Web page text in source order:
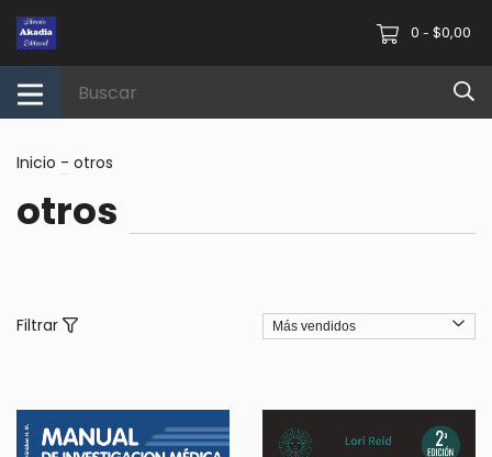
0 - $0,00
Inicio - otros
otros
Filtrar